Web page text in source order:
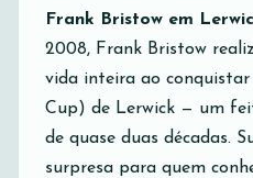
Frank Bristow em
2008, Frank Bristow
vida inteira ao
Cup) de Lerwick — um
de quase duas décadas.
surpresa para quem